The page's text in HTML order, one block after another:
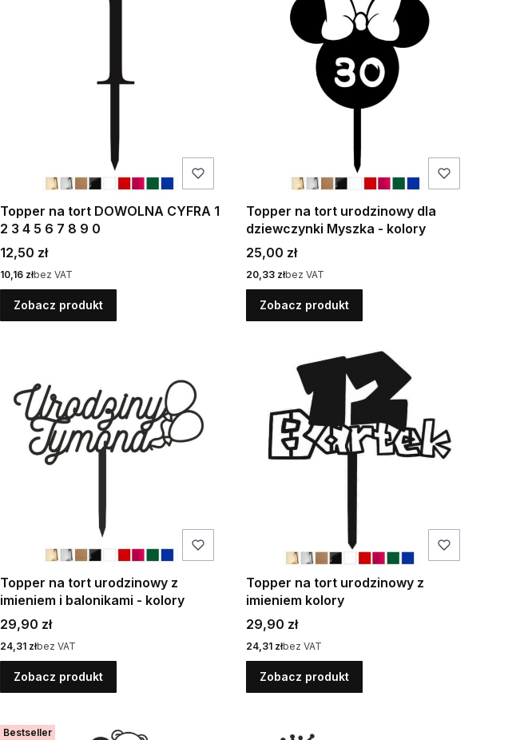
Topper na tort DOWOLNA CYFRA 1
2 3 4 5 6 7 8 9 0
Cena
12,50 zł
Cena
10,16 złbez VAT
Zobacz produkt
Topper na tort urodzinowy dla
dziewczynki Myszka - kolory
Cena
25,00 zł
Cena
20,33 złbez VAT
Zobacz produkt
Topper na tort urodzinowy z
imieniem i balonikami - kolory
Cena
29,90 zł
Cena
24,31 złbez VAT
Zobacz produkt
Topper na tort urodzinowy z
imieniem kolory
Cena
29,90 zł
Cena
24,31 złbez VAT
Zobacz produkt
Bestseller